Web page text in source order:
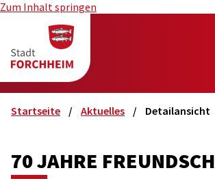
Zum Inhalt springen
Startseite Aktuelles Detailansicht
70 JAHRE